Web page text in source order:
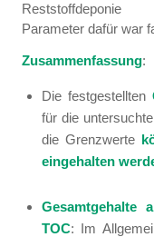
Reststoffdeponie
Parameter dafür war
Zusammenfassung:
Die festgestellten
für die
die Grenzwerte
eingehalten
Gesamtgehalte
TOC: Im